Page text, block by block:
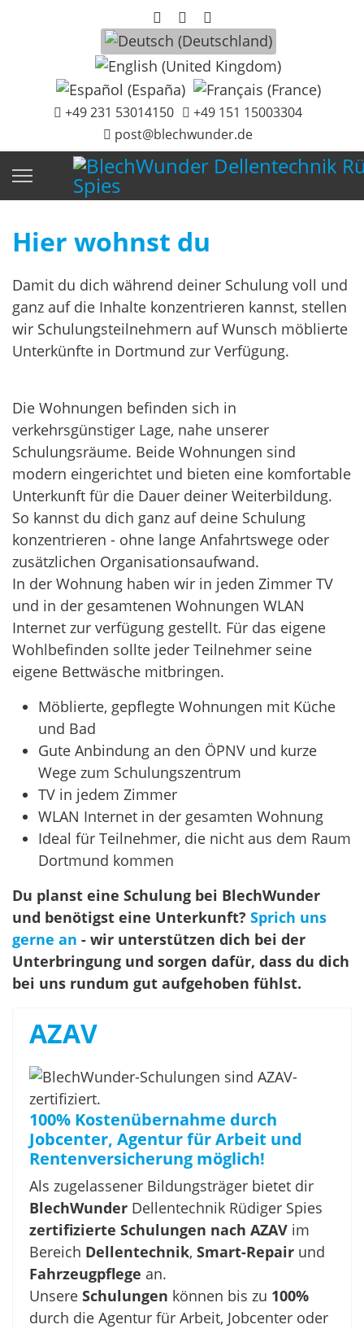
Sprache auswählen
+49 231 53014150
+49 151 15003304
post@blechwunder.de
Hier wohnst du
Damit du dich während deiner Schulung voll und
ganz auf die Inhalte konzentrieren kannst, stellen
wir Schulungsteilnehmern auf Wunsch möblierte
Unterkünfte in Dortmund zur Verfügung.
Die Wohnungen befinden sich in
verkehrsgünstiger Lage, nahe unserer
Schulungsräume. Beide Wohnungen sind
modern eingerichtet und bieten eine komfortable
Unterkunft für die Dauer deiner Weiterbildung.
So kannst du dich ganz auf deine Schulung
konzentrieren - ohne lange Anfahrtswege oder
zusätzlichen Organisationsaufwand.
In der Wohnung haben wir in jeden Zimmer TV
und in der gesamtenen Wohnungen WLAN
Internet zur verfügung gestellt. Für das eigene
Wohlbefinden sollte jeder Teilnehmer seine
eigene Bettwäsche mitbringen.
Möblierte, gepflegte Wohnungen mit Küche
und Bad
Gute Anbindung an den ÖPNV und kurze
Wege zum Schulungszentrum
TV in jedem Zimmer
WLAN Internet in der gesamten Wohnung
Ideal für Teilnehmer, die nicht aus dem Raum
Dortmund kommen
Du planst eine Schulung bei BlechWunder
und benötigst eine Unterkunft? Sprich uns
gerne an - wir unterstützen dich bei der
Unterbringung und sorgen dafür, dass du dich
bei uns rundum gut aufgehoben fühlst.
AZAV
100% Kostenübernahme durch
Jobcenter, Agentur für Arbeit und
Rentenversicherung möglich!
Als zugelassener Bildungsträger bietet dir
BlechWunder Dellentechnik Rüdiger Spies
zertifizierte Schulungen nach AZAV im
Bereich Dellentechnik, Smart-Repair und
Fahrzeugpflege an.
Unsere Schulungen können bis zu 100%
durch die Agentur für Arbeit, Jobcenter oder